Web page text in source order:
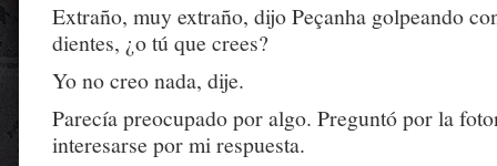
Extraño, muy extraño, dijo Peçanha golpeando
dientes, ¿o tú que crees?
Yo no creo nada, dije.
Parecía preocupado por algo. Preguntó por la
interesarse por mi respuesta.